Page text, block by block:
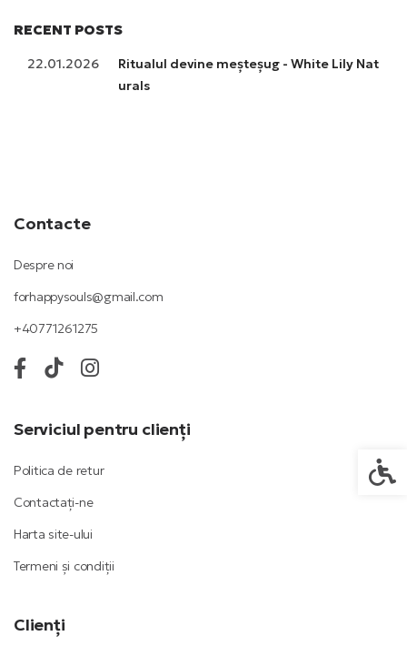
RECENT POSTS
22.01.2026
Ritualul devine meșteșug - White Lily Nat
urals
Contacte
Despre noi
forhappysouls@gmail.com
+40771261275
Serviciul pentru clienți
Politica de retur
Contactați-ne
Harta site-ului
Termeni și condiții
Clienți